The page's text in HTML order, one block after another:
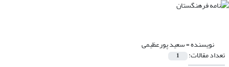
نویسنده =سعید پورعظیمی
تعداد مقالات: 1